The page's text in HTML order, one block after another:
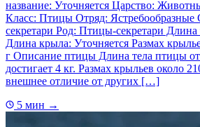
название: Уточняется Царство:
Класс: Птицы Отряд:
секретари Род: Птицы-секретари
Длина крыла: Уточняется Размах
г Описание птицы Длина тела птицы
достигает 4 кг. Размах крыльев около
внешнее отличие от других […]
5 мин →